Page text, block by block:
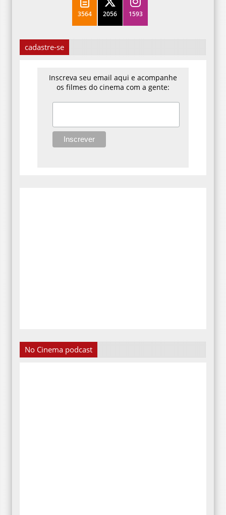
3564 2056 1593
cadastre-se
Inscreva seu email aqui e acompanhe
os filmes do cinema com a gente:
No Cinema podcast